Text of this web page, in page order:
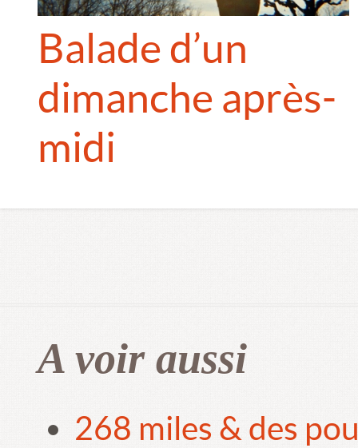
Balade d’un
dimanche après-
midi
A voir aussi
268 miles & des